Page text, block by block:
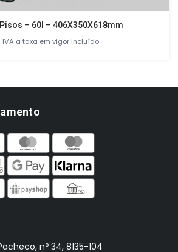
– 60l – 406X350X618mm
O
IVA a taxa em vigor incluído
nº 34, 8135-104